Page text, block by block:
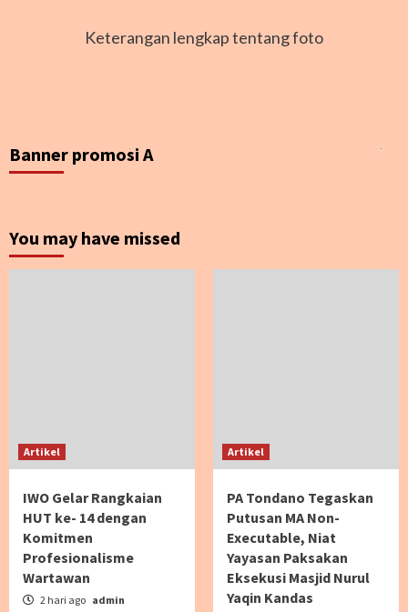
Keterangan lengkap tentang foto
Banner promosi A
You may have missed
Artikel
IWO Gelar Rangkaian
HUT ke- 14 dengan
Komitmen
Profesionalisme
Wartawan
2 hari ago admin
Artikel
PA Tondano Tegaskan
Putusan MA Non-
Executable, Niat
Yayasan Paksakan
Eksekusi Masjid Nurul
Yaqin Kandas